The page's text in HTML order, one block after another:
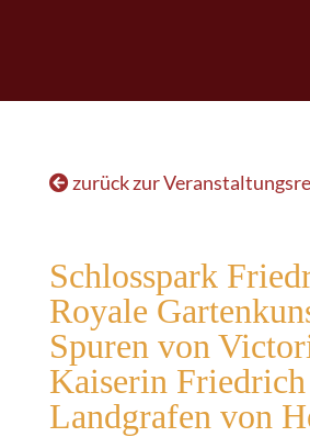
zurück zur
Schlosspark
Royale
Spuren von
Kaiserin Friedrich
Landgrafen von